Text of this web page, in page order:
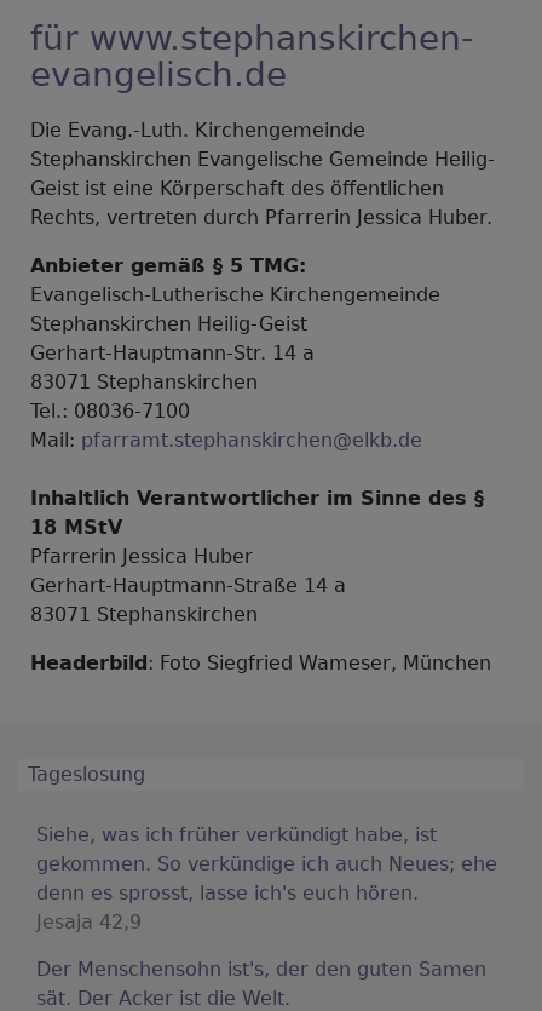
für www.stephanskirchen-
evangelisch.de
Die Evang.-Luth. Kirchengemeinde
Stephanskirchen Evangelische Gemeinde Heilig-
Geist ist eine Körperschaft des öffentlichen
Rechts, vertreten durch Pfarrerin Jessica Huber.
Anbieter gemäß § 5 TMG:
Evangelisch-Lutherische Kirchengemeinde
Stephanskirchen Heilig-Geist
Gerhart-Hauptmann-Str. 14 a
83071 Stephanskirchen
Tel.: 08036-7100
Mail: pfarramt.stephanskirchen@elkb.de
Inhaltlich Verantwortlicher im Sinne des §
18 MStV
Pfarrerin Jessica Huber
Gerhart-Hauptmann-Straße 14 a
83071 Stephanskirchen
Headerbild : Foto Siegfried Wameser, München
Tageslosung
Siehe, was ich früher verkündigt habe, ist
gekommen. So verkündige ich auch Neues; ehe
denn es sprosst, lasse ich's euch hören.
Jesaja 42,9
Der Menschensohn ist's, der den guten Samen
sät. Der Acker ist die Welt.